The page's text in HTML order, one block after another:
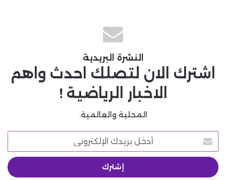
النشرة البريدية
اشترك الان لتصلك احدث واهم
الاخبار الرياضية !
المحلية والعالمية.
أدخل
بريدك
الإلكتروني